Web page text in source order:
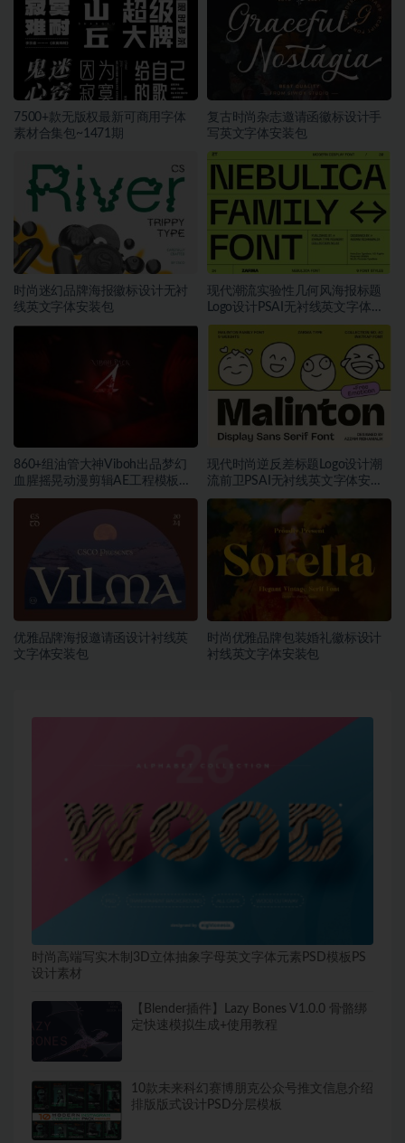
7500+款无版权最新可商用字体
素材合集包~1471期
复古时尚杂志邀请函徽标设计手
写英文字体安装包
时尚迷幻品牌海报徽标设计无衬
线英文字体安装包
现代潮流实验性几何风海报标题
Logo设计PSAI无衬线英文字体安
装包
860+组油管大神Viboh出品梦幻
血腥摇晃动漫剪辑AE工程模板预
设叠加视频音效字体素材包
现代时尚逆反差标题Logo设计潮
流前卫PSAI无衬线英文字体安装
包素材
优雅品牌海报邀请函设计衬线英
文字体安装包
时尚优雅品牌包装婚礼徽标设计
衬线英文字体安装包
时尚高端写实木制3D立体抽象字母英文字体元素PSD模板PS
设计素材
【Blender插件】Lazy Bones V1.0.0 骨骼绑
定快速模拟生成+使用教程
10款未来科幻赛博朋克公众号推文信息介绍
排版版式设计PSD分层模板